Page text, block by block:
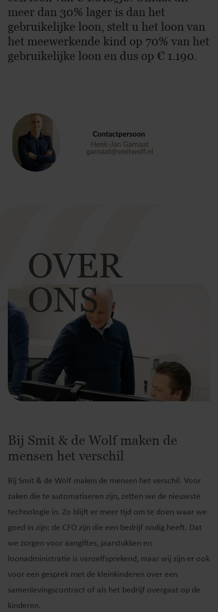
meer dan 30% lager is dan het
gebruikelijke loon, stelt u het loon van
het meewerkende kind op 70% van het
gebruikelijke loon en dus op € 1.190.
OVER
ONS
Bij Smit & de Wolf maken de
mensen het verschil
Bij Smit & de Wolf maken de mensen het verschil. Voor
zaken die te automatiseren zijn, zetten we de nieuwste
technologie in. Zo blijft er meer tijd om te doen waar we
goed in zijn: de CFO zijn die een bedrijf nodig heeft. Dat
we zorgen voor aangiftes, jaarstukken en
loonadministratie is vanzelfsprekend, maar wij zijn er ook
voor een gesprek met de kleinkinderen over een
samenlevingscontract of als het bedrijf overgaat op de
kinderen.